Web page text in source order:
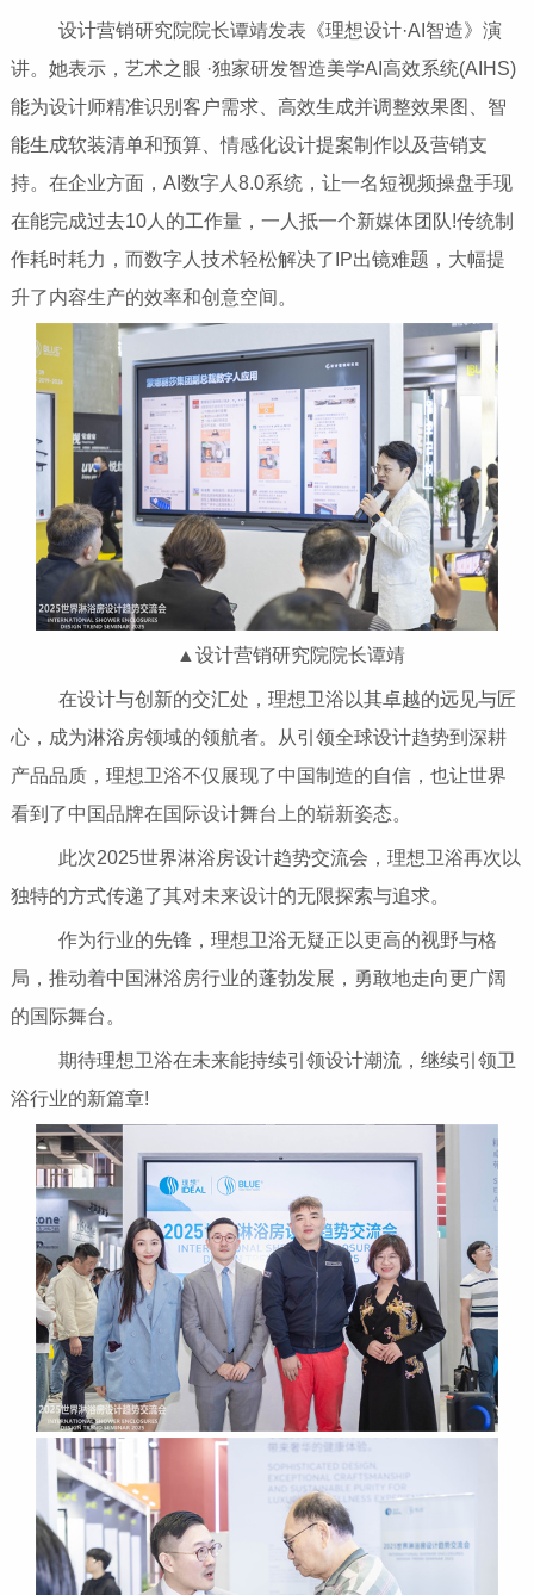
设计营销研究院院长谭靖发表《理想设计·AI智造》演
讲。她表示，艺术之眼 ·独家研发智造美学AI高效系统(AIHS)
能为设计师精准识别客户需求、高效生成并调整效果图、智
能生成软装清单和预算、情感化设计提案制作以及营销支
持。在企业方面，AI数字人8.0系统，让一名短视频操盘手现
在能完成过去10人的工作量，一人抵一个新媒体团队!传统制
作耗时耗力，而数字人技术轻松解决了IP出镜难题，大幅提
升了内容生产的效率和创意空间。
▲设计营销研究院院长谭靖
在设计与创新的交汇处，理想卫浴以其卓越的远见与匠
心，成为淋浴房领域的领航者。从引领全球设计趋势到深耕
产品品质，理想卫浴不仅展现了中国制造的自信，也让世界
看到了中国品牌在国际设计舞台上的崭新姿态。
此次2025世界淋浴房设计趋势交流会，理想卫浴再次以
独特的方式传递了其对未来设计的无限探索与追求。
作为行业的先锋，理想卫浴无疑正以更高的视野与格
局，推动着中国淋浴房行业的蓬勃发展，勇敢地走向更广阔
的国际舞台。
期待理想卫浴在未来能持续引领设计潮流，继续引领卫
浴行业的新篇章!